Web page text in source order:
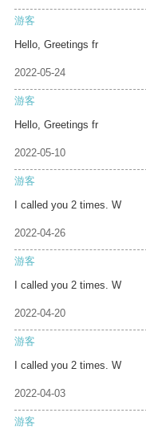
游客
Hello, Greetings fr
2022-05-24
游客
Hello, Greetings fr
2022-05-10
游客
I called you 2 times. W
2022-04-26
游客
I called you 2 times. W
2022-04-20
游客
I called you 2 times. W
2022-04-03
游客